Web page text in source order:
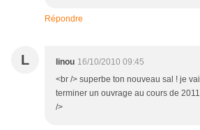
Répondre
L linou 16/10/2010 09:45
<br /> superbe ton nouveau sal ! je
terminer un ouvrage au cours de
/>